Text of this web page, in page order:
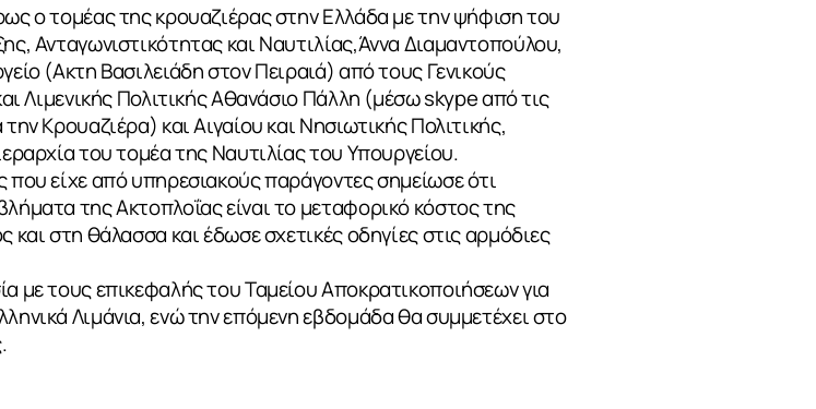
ο τομέας της κρουαζιέρας στην Ελλάδα με την ψήφιση του
Ανταγωνιστικότητας και Ναυτιλίας,Άννα Διαμαντοπούλου,
(Ακτη Βασιλειάδη στον Πειραιά) από τους Γενικούς
Λιμενικής Πολιτικής Αθανάσιο Πάλλη (μέσω skype από τις
Κρουαζιέρα) και Αιγαίου και Νησιωτικής Πολιτικής,
του τομέα της Ναυτιλίας του Υπουργείου.
είχε από υπηρεσιακούς παράγοντες σημείωσε ότι
της Ακτοπλοΐας είναι το μεταφορικό κόστος της
στη θάλασσα και έδωσε σχετικές οδηγίες στις αρμόδιες
με τους επικεφαλής του Ταμείου Αποκρατικοποιήσεων για
Λιμάνια, ενώ την επόμενη εβδομάδα θα συμμετέχει στο